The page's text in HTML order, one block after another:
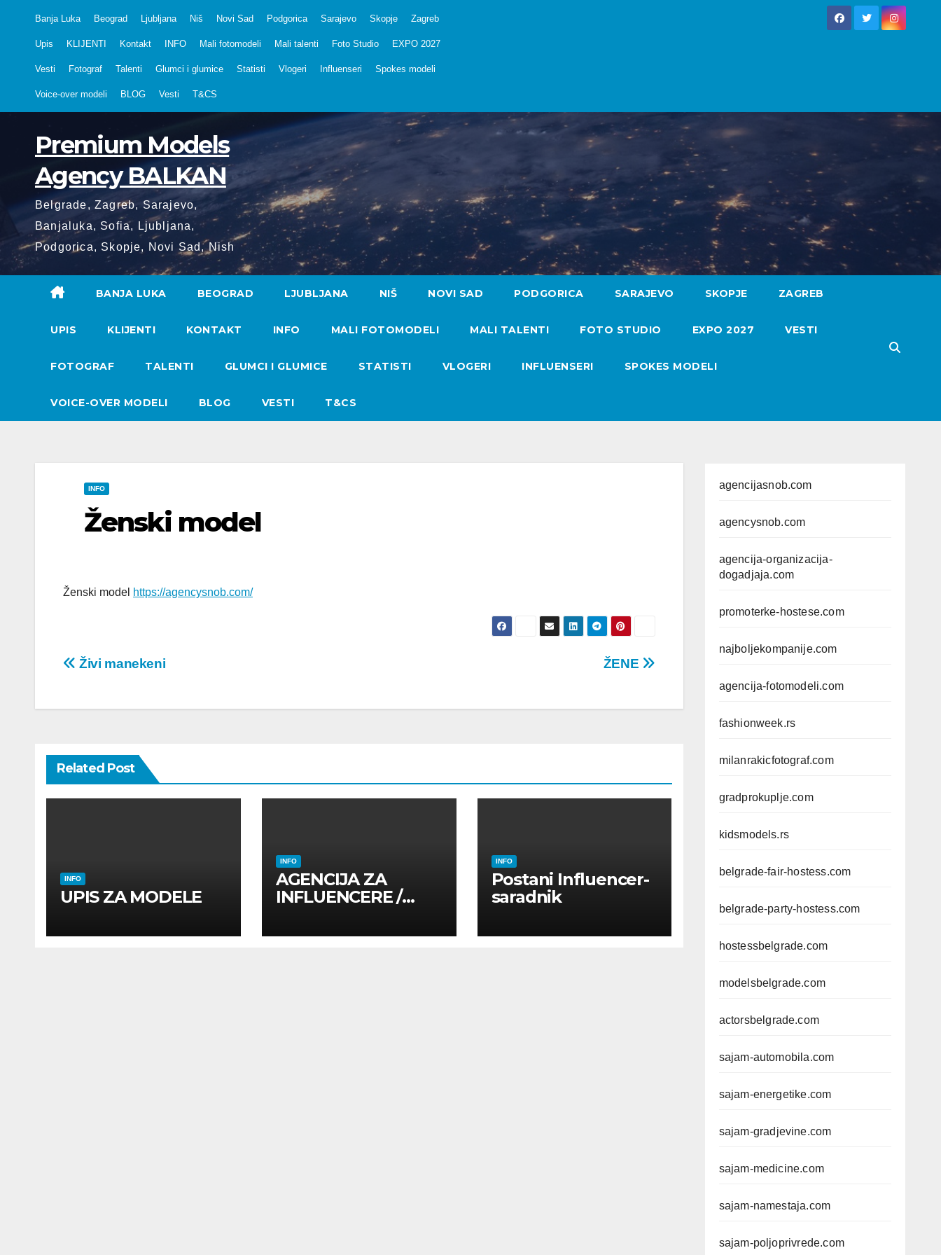
Banja Luka Beograd Ljubljana Niš Novi Sad Podgorica Sarajevo Skopje Zagreb
Upis KLIJENTI Kontakt INFO Mali fotomodeli Mali talenti Foto Studio EXPO 2027
Vesti Fotograf Talenti Glumci i glumice Statisti Vlogeri Influenseri Spokes modeli
Voice-over modeli BLOG Vesti T&CS
Premium Models
Agency BALKAN
Belgrade, Zagreb, Sarajevo,
Banjaluka, Sofia, Ljubljana,
Podgorica, Skopje, Novi Sad, Nish
BANJA LUKA BEOGRAD LJUBLJANA NIŠ NOVI SAD PODGORICA SARAJEVO SKOPJE ZAGREB
UPIS KLIJENTI KONTAKT INFO MALI FOTOMODELI MALI TALENTI FOTO STUDIO EXPO 2027 VESTI
FOTOGRAF TALENTI GLUMCI I GLUMICE STATISTI VLOGERI INFLUENSERI SPOKES MODELI
VOICE-OVER MODELI BLOG VESTI T&CS
INFO
Ženski model
Ženski model https://agencysnob.com/
Post
ŽENE
Živi manekeni
Related Post
INFO
UPIS ZA MODELE
INFO
AGENCIJA ZA
INFLUENCERE /
UTICAJNE OSOBE
INFO
Postani Influencer-
saradnik
agencijasnob.com
agencysnob.com
agencija-organizacija-
dogadjaja.com
promoterke-hostese.com
najboljekompanije.com
agencija-fotomodeli.com
fashionweek.rs
milanrakicfotograf.com
gradprokuplje.com
kidsmodels.rs
belgrade-fair-hostess.com
belgrade-party-hostess.com
hostessbelgrade.com
modelsbelgrade.com
actorsbelgrade.com
sajam-automobila.com
sajam-energetike.com
sajam-gradjevine.com
sajam-medicine.com
sajam-namestaja.com
sajam-poljoprivrede.com